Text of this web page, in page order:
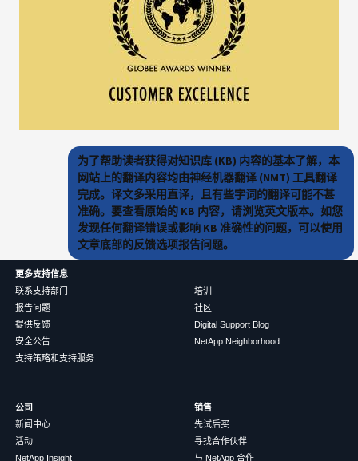
为了帮助读者获得对知识库 (KB) 内容的基本了解，本
网站上的翻译内容均由神经机器翻译 (NMT) 工具翻译
完成。译文多采用直译，且有些字词的翻译可能不甚
准确。要查看原始的 KB 内容，请浏览英文版本。如您
发现任何翻译错误或影响 KB 准确性的问题，可以使用
文章底部的反馈选项报告问题。
更多支持信息
联系支持部门
报告问题
提供反馈
安全公告
支持策略和支持服务
培训
社区
Digital Support Blog
NetApp Neighborhood
公司
新闻中心
活动
NetApp Insight
销售
先试后买
寻找合作伙伴
与 NetApp 合作